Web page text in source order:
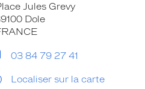
Jules Grevy
Dole
03 84 79 27 41
Localiser sur la carte